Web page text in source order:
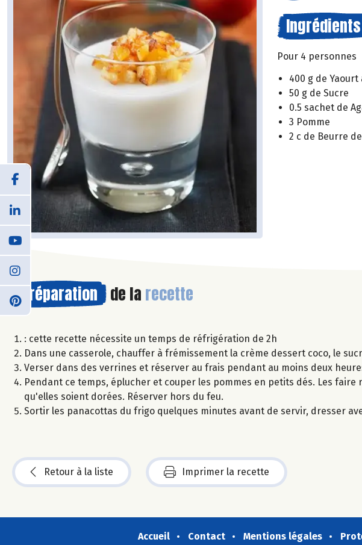
Ingrédients
Pour 4 personnes
400 g de Yaourt
50 g de Sucre
0.5 sachet de
3 Pomme
2 c de Beurre
Préparation de la recette
: cette recette nécessite un temps de réfrigération de 2h
Dans une casserole, chauffer à frémissement la crème dessert coco, le
Verser dans des verrines et réserver au frais pendant au moins deux
Pendant ce temps, éplucher et couper les pommes en petits dés. Les
qu'elles soient dorées. Réserver hors du feu.
Sortir les panacottas du frigo quelques minutes avant de servir, dresser
Retour à la liste Imprimer la recette
Accueil Contact Mentions légales